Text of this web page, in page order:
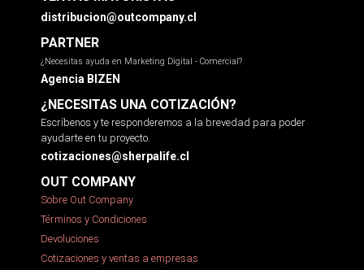
distribucion@outcompany.cl
PARTNER
¿Necesitas ayuda en Marketing Digital - Comercial?
Agencia BIZEN
¿NECESITAS UNA COTIZACIÓN?
Escríbenos y te responderemos a la brevedad para poder
ayudarte en tu proyecto.
cotizaciones@sherpalife.cl
OUT COMPANY
Sobre Out Company
Términos y Condiciones
Devoluciones
Cotizaciones y ventas a empresas